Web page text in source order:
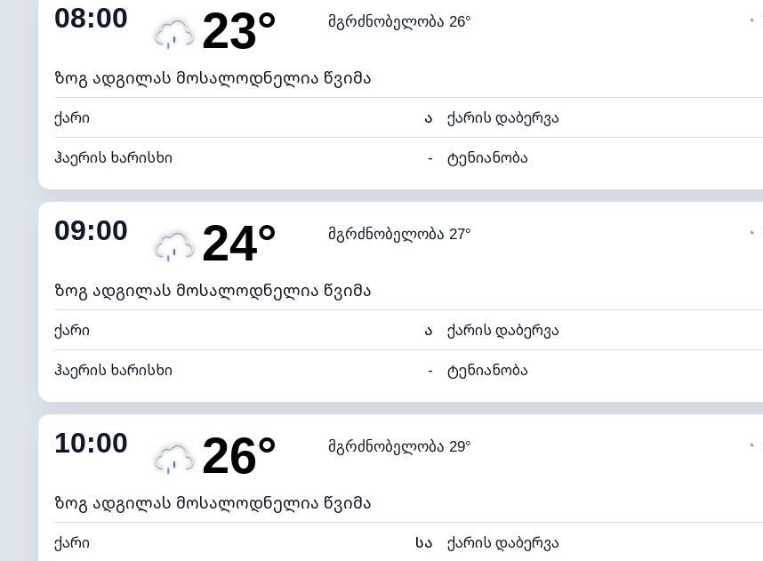
ნამის წერტილი 20°C ხილვადობა
განათების ინდექსი 4 (მკრთალი)
08:00 23° მგრძნობელობა 26° ◔
ზოგ ადგილას მოსალოდნელია წვიმა
ქარი ა ქარის დაბერვა
ჰაერის ხარისხი - ტენიანობა
შიდა ტენიანობა 85% (კომფორტული) ღრუბლიანობა
ნამის წერტილი 20°C ხილვადობა
განათების ინდექსი 4 (მკრთალი)
09:00 24° მგრძნობელობა 27° ◔
ზოგ ადგილას მოსალოდნელია წვიმა
ქარი ა ქარის დაბერვა
ჰაერის ხარისხი - ტენიანობა
შიდა ტენიანობა 80% (კომფორტული) ღრუბლიანობა
ნამის წერტილი 20°C ხილვადობა
განათების ინდექსი 7 (ნათელი)
10:00 26° მგრძნობელობა 29° ◔
ზოგ ადგილას მოსალოდნელია წვიმა
ქარი სა ქარის დაბერვა